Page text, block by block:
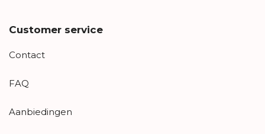
Customer service
Contact
FAQ
Aanbiedingen